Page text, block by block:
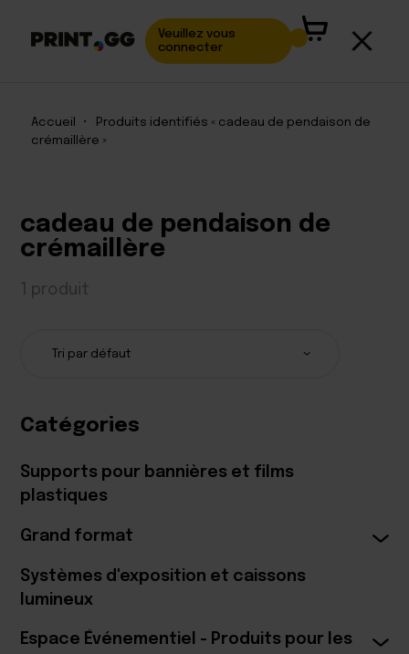
Veuillez vous
connecter
Accueil •
Produits identifiés « cadeau de pendaison de
crémaillère »
cadeau de pendaison de
crémaillère
1 produit
Catégories
Supports pour bannières et films
plastiques
Grand format
Systèmes d'exposition et caissons
lumineux
Espace Événementiel - Produits pour les